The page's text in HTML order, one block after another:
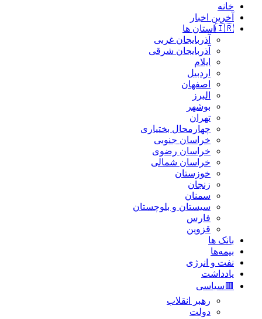
خانه
آخرین اخبار
🇮🇷استان ‌ها
آذربایجان غربی
آذربایجان شرقی
ایلام
اردبیل
اصفهان
البرز
بوشهر
تهران
چهارمحال بختیاری
خراسان جنوبی
خراسان رضوی
خراسان شمالی
خوزستان
زنجان
سمنان
سیستان و بلوچستان
فارس
قزوین
بانک ها
بیمه‌ها
نفت و انرژی
یادداشت
🟥سیاسی
رهبر انقلاب
دولت